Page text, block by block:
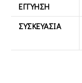
ΕΓΓΎΗΣΗ
ΣΥΣΚΕΥΑΣΊΑ